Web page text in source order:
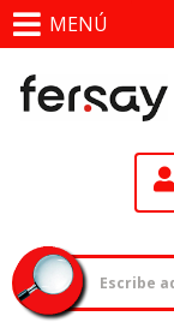
MENÚ